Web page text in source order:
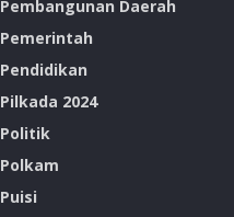
Pembangunan Daerah
Pemerintah
Pendidikan
Pilkada 2024
Politik
Polkam
Puisi